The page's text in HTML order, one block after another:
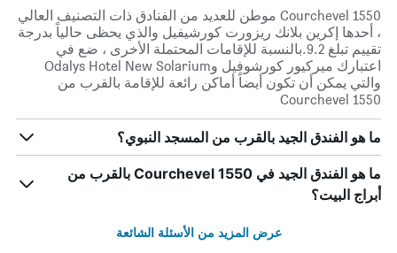
Courchevel 1550 موطن للعديد من الفنادق ذات التصنيف العالي
، أحدها إكرين بلانك ريزورت كورشيفيل والذي يحظى حالياً بدرجة
تقييم تبلغ 9.2.بالنسبة للإقامات المحتملة الأخرى ، ضع في
اعتبارك ميركيور كورشوفيل وOdalys Hotel New Solarium
والتي يمكن أن تكون أيضاً أماكن رائعة للإقامة بالقرب من
Courchevel 1550
ما هو الفندق الجيد بالقرب من المسجد النبوي؟
ما هو الفندق الجيد في Courchevel 1550 بالقرب من
أبراج البيت؟
عرض المزيد من الأسئلة الشائعة